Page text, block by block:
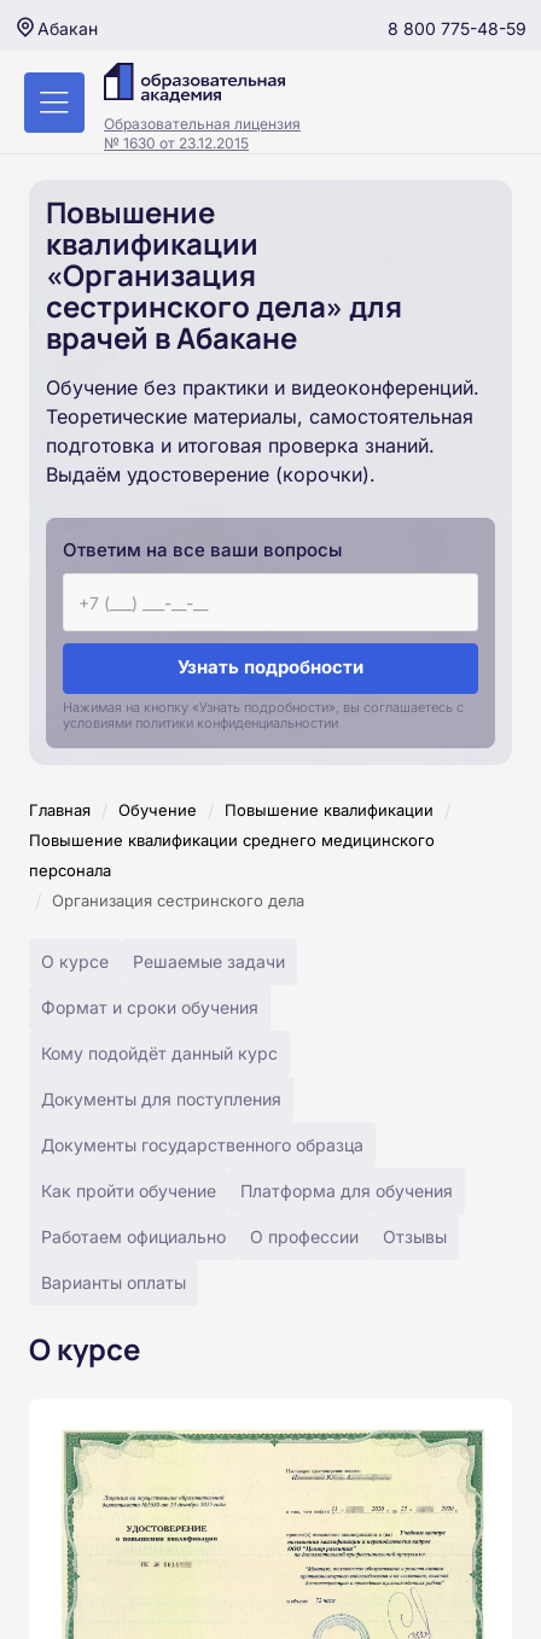
Абакан 8 800 775-48-59
Образовательная лицензия
№ 1630 от 23.12.2015
Повышение
квалификации
«Организация
сестринского дела» для
врачей в Абакане
Обучение без практики и видеоконференций.
Теоретические материалы, самостоятельная
подготовка и итоговая проверка знаний.
Выдаём удостоверение (корочки).
Ответим на все ваши вопросы
Узнать подробности
Нажимая на кнопку «Узнать подробности», вы соглашаетесь с
условиями политики конфиденциальностии
Главная / Обучение / Повышение квалификации /
Повышение квалификации среднего медицинского
персонала
/ Организация сестринского дела
О курсе Решаемые задачи
Формат и сроки обучения
Кому подойдёт данный курс
Документы для поступления
Документы государственного образца
Как пройти обучение Платформа для обучения
Работаем официально О профессии Отзывы
Варианты оплаты
О курсе